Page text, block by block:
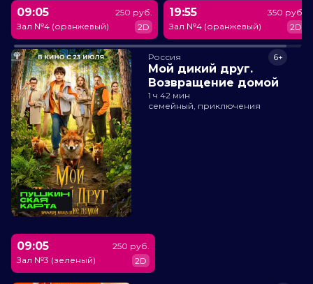
09:05
Зал №4 (оранжевый)
250 руб.
2D
19:55
Зал №4 (оранжевый)
350 руб.
2D
Россия
Мой дикий друг.
Возвращение домой
6+
1 ч 42 мин
семейный, приключения
09:05
Зал №3 (зеленый)
250 руб.
2D